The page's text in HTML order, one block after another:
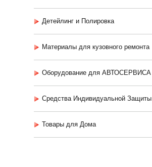
Детейлинг и Полировка
Материалы для кузовного ремонта
Оборудование для АВТОСЕРВИСА
Средства Индивидуальной Защиты
Товары для Дома